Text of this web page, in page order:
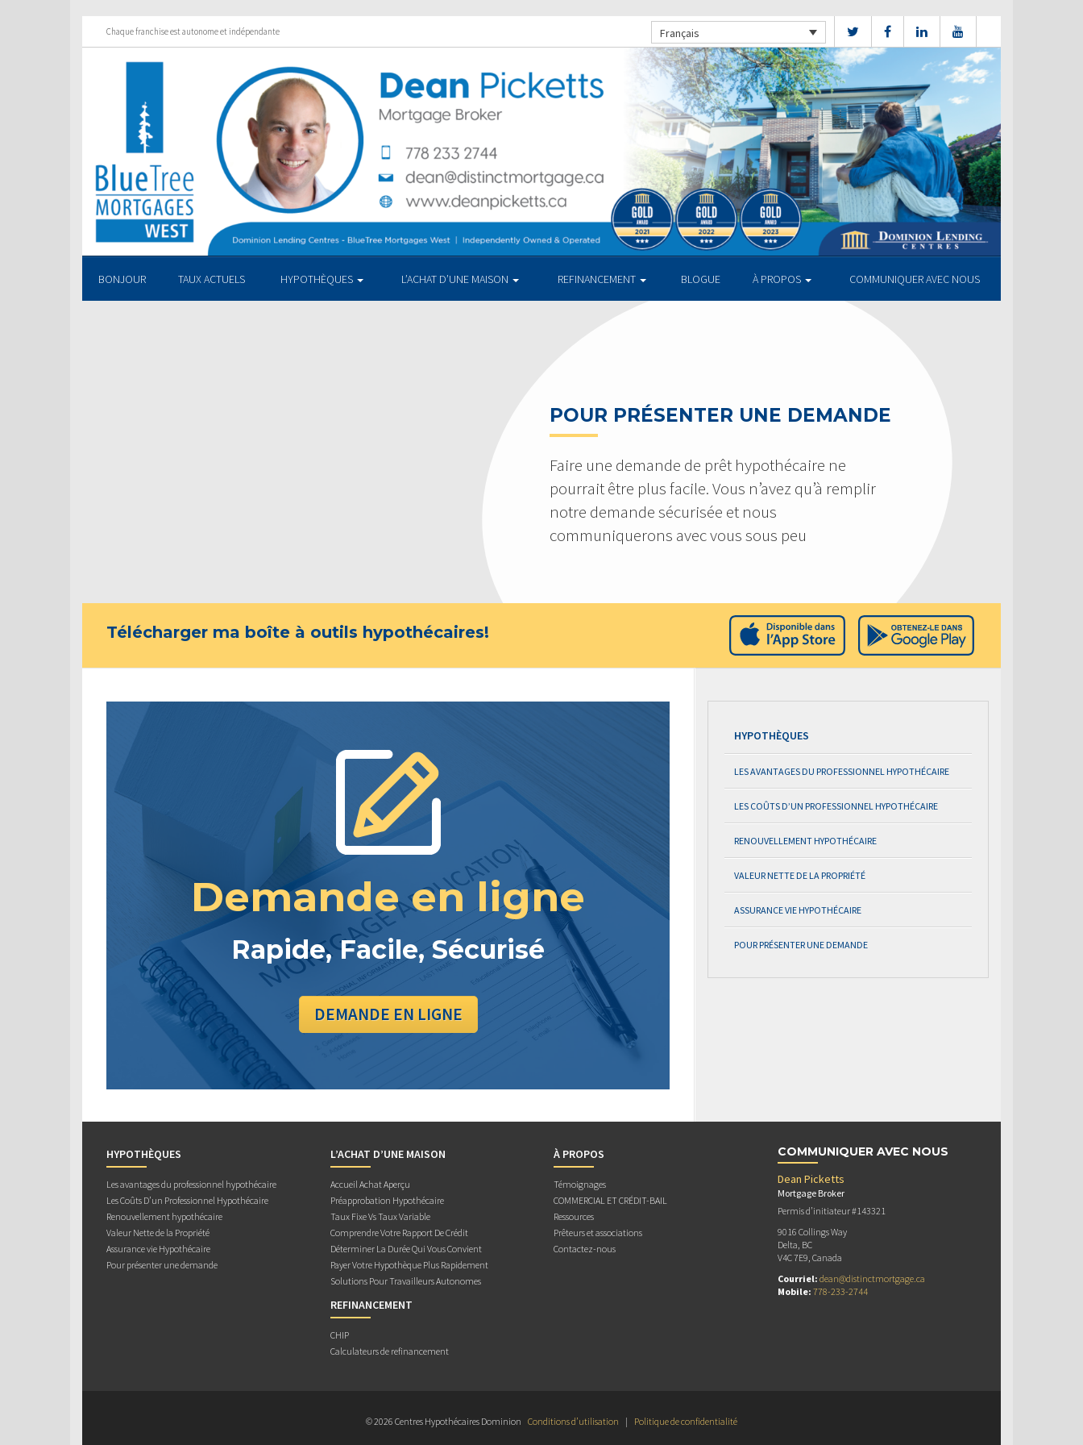
Chaque franchise est autonome et indépendante Français
BONJOUR TAUX ACTUELS HYPOTHÈQUES L’ACHAT D’UNE MAISON REFINANCEMENT BLOGUE À PROPOS COMMUNIQUER AVEC NOUS
POUR PRÉSENTER UNE DEMANDE
Faire une demande de prêt hypothécaire ne
pourrait être plus facile. Vous n’avez qu’à remplir
notre demande sécurisée et nous
communiquerons avec vous sous peu
Télécharger ma boîte à outils hypothécaires!
Demande en ligne
Rapide, Facile, Sécurisé
DEMANDE EN LIGNE
HYPOTHÈQUES
LES AVANTAGES DU PROFESSIONNEL HYPOTHÉCAIRE
LES COÛTS D’UN PROFESSIONNEL HYPOTHÉCAIRE
RENOUVELLEMENT HYPOTHÉCAIRE
VALEUR NETTE DE LA PROPRIÉTÉ
ASSURANCE VIE HYPOTHÉCAIRE
POUR PRÉSENTER UNE DEMANDE
HYPOTHÈQUES
Les avantages du professionnel hypothécaire
Les Coûts D’un Professionnel Hypothécaire
Renouvellement hypothécaire
Valeur Nette de la Propriété
Assurance vie Hypothécaire
Pour présenter une demande
L’ACHAT D’UNE MAISON
Accueil Achat Aperçu
Préapprobation Hypothécaire
Taux Fixe Vs Taux Variable
Comprendre Votre Rapport De Crédit
Déterminer La Durée Qui Vous Convient
Payer Votre Hypothèque Plus Rapidement
Solutions Pour Travailleurs Autonomes
REFINANCEMENT
CHIP
Calculateurs de refinancement
À PROPOS
Témoignages
COMMERCIAL ET CRÉDIT-BAIL
Ressources
Prêteurs et associations
Contactez-nous
COMMUNIQUER AVEC NOUS
Dean Picketts
Mortgage Broker
Permis d’initiateur #143321
9016 Collings Way
Delta, BC
V4C 7E9, Canada
Courriel: dean@distinctmortgage.ca
Mobile: 778-233-2744
© 2026 Centres Hypothécaires Dominion Conditions d’utilisation | Politique de confidentialité